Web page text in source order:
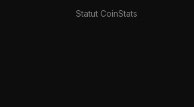
Statut CoinStats